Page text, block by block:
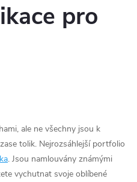
pro
ale ne všechny jsou k
tolik. Nejrozsáhlejší portfolio
. Jsou namlouvány známými
vychutnat svoje oblíbené